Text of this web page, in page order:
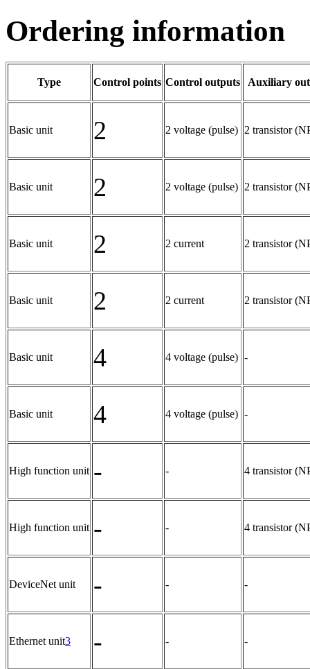
Ordering information
Type Control points Control outputs Auxiliary
Basic unit 2 2 voltage (pulse) 2 transistor
Basic unit 2 2 voltage (pulse) 2 transistor
Basic unit 2 2 current 2 transistor
Basic unit 2 2 current 2 transistor
Basic unit 4 4 voltage (pulse) -
Basic unit 4 4 voltage (pulse) -
High function unit - - 4 transistor
High function unit - - 4 transistor
DeviceNet unit - - -
Ethernet unit3 - - -